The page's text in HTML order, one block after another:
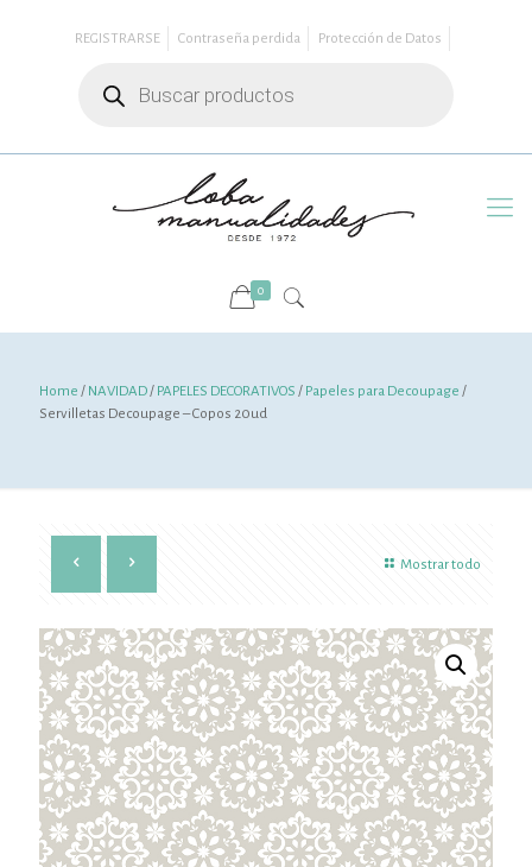
REGISTRARSE Contraseña perdida
Protección de Datos
productos
0
Home / NAVIDAD/ PAPELES DECORATIVOS / Papeles para Decoupage /
Servilletas Decoupage – Copos 20ud
Mostrar todo